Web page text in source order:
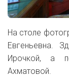
На столе
Евгеньевна.
Ирочкой, а
Ахматовой.